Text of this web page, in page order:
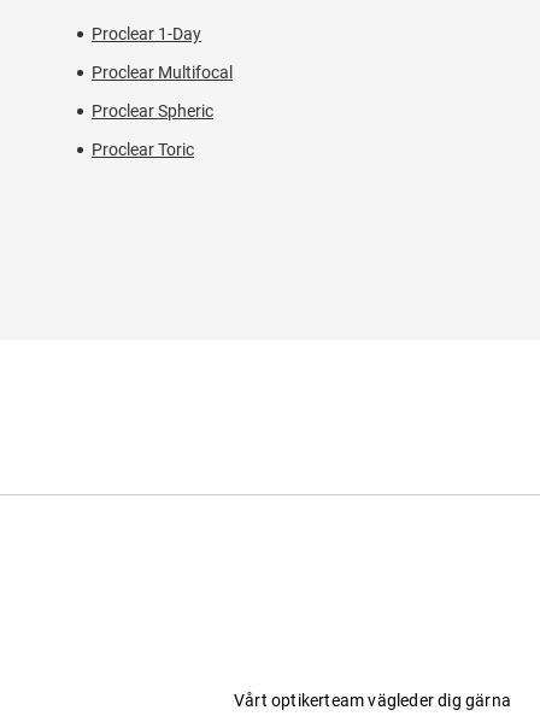
Proclear 1-Day
Proclear Multifocal
Proclear Spheric
Proclear Toric
Vårt optikerteam vägleder dig gärna